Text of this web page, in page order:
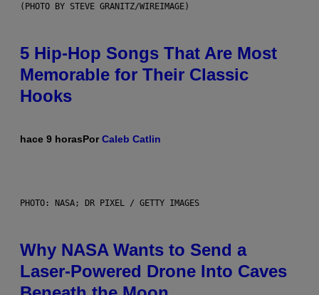
(PHOTO BY STEVE GRANITZ/WIREIMAGE)
5 Hip-Hop Songs That Are Most
Memorable for Their Classic
Hooks
hace 9 horasPorCaleb Catlin
PHOTO: NASA; DR PIXEL / GETTY IMAGES
Why NASA Wants to Send a
Laser-Powered Drone Into Caves